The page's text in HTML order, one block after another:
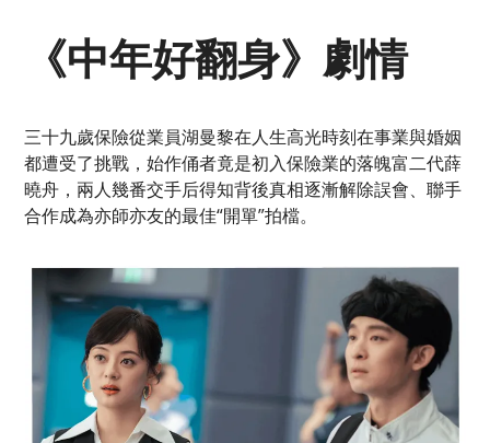
《中年好翻身》劇情
三十九歲保險從業員湖曼黎在人生高光時刻在事業與婚姻
都遭受了挑戰，始作俑者竟是初入保險業的落魄富二代薛
曉舟，兩人幾番交手后得知背後真相逐漸解除誤會、聯手
合作成為亦師亦友的最佳“開單”拍檔。